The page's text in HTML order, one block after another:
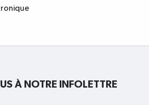
À NOTRE INFOLETTRE